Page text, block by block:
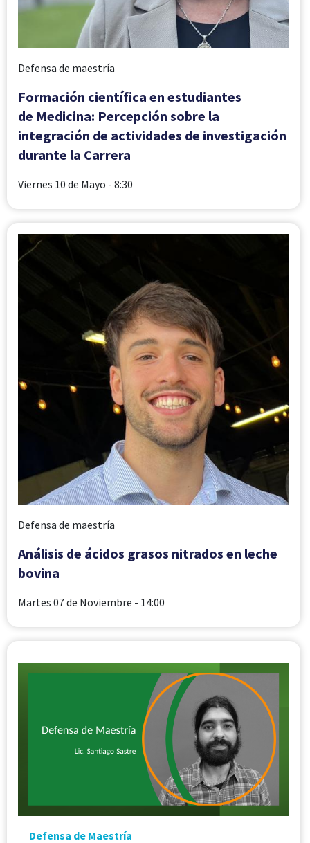
Defensa de maestría
Formación científica en estudiantes
de Medicina: Percepción sobre la
integración de actividades de investigación
durante la Carrera
Viernes 10 de Mayo - 8:30
Defensa de maestría
Análisis de ácidos grasos nitrados en leche
bovina
Martes 07 de Noviembre - 14:00
Defensa de Maestría